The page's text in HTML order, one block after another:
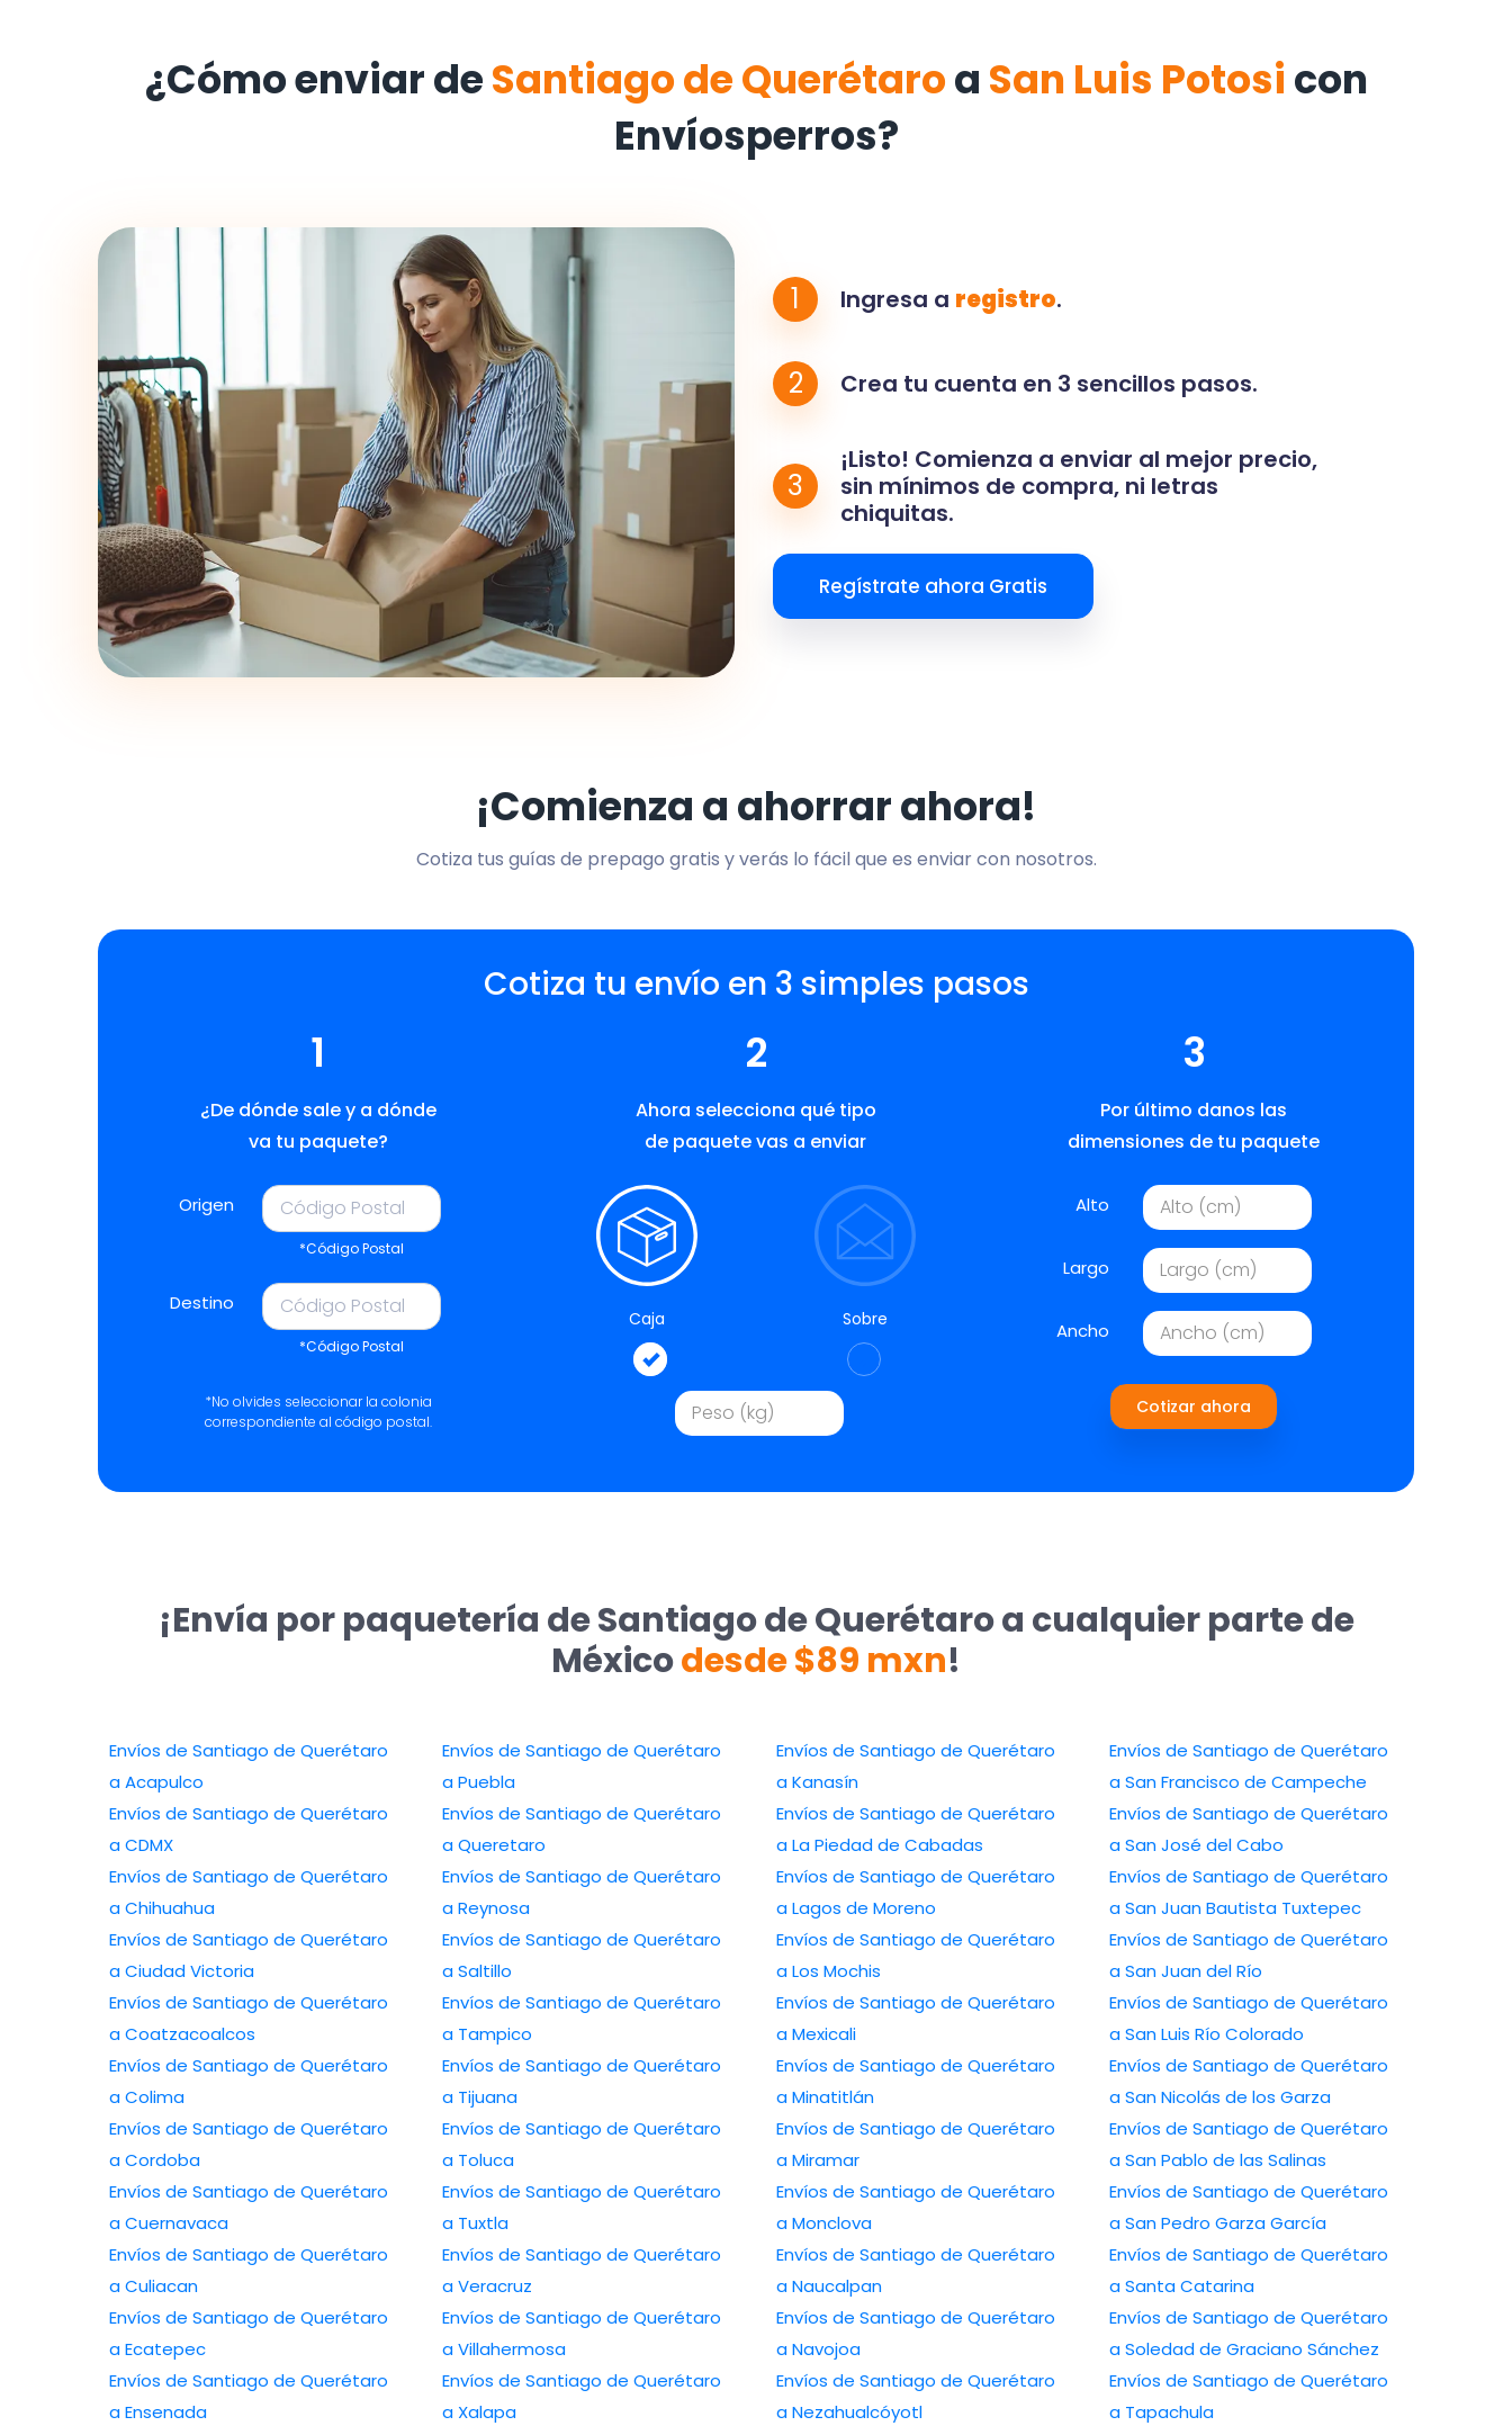
¿Cómo enviar deSantiago de Querétaroa San Luis Potosi con
Envíosperros?
1 Ingresa a registro.
2 Crea tu cuenta en 3 sencillos pasos.
3
¡Listo! Comienza a enviar al mejor precio,
sin mínimos de compra, ni letras
chiquitas.
Regístrate ahora Gratis
¡Comienza a ahorrar ahora!
Cotiza tus guías de prepago gratis y verás lo fácil que es enviar con nosotros.
Cotiza tu envío en 3 simples pasos
1
¿De dónde sale y a dónde
va tu paquete?
Origen
*Código Postal
Destino
*Código Postal
*No olvides seleccionar la colonia
correspondiente al código postal.
2
Ahora selecciona qué tipo
de paquete vas a enviar
Caja Sobre
3
Por último danos las
dimensiones de tu paquete
Alto
Largo
Ancho
Cotizar ahora
¡Envía por paquetería de Santiago de Querétaro a cualquier parte de
Méxicodesde $89 mxn!
Envíos de Santiago de Querétaro
a Acapulco
Envíos de Santiago de Querétaro
a CDMX
Envíos de Santiago de Querétaro
a Chihuahua
Envíos de Santiago de Querétaro
a Ciudad Victoria
Envíos de Santiago de Querétaro
a Coatzacoalcos
Envíos de Santiago de Querétaro
a Colima
Envíos de Santiago de Querétaro
a Cordoba
Envíos de Santiago de Querétaro
a Cuernavaca
Envíos de Santiago de Querétaro
a Culiacan
Envíos de Santiago de Querétaro
a Ecatepec
Envíos de Santiago de Querétaro
a Ensenada
Envíos de Santiago de Querétaro
a Puebla
Envíos de Santiago de Querétaro
a Queretaro
Envíos de Santiago de Querétaro
a Reynosa
Envíos de Santiago de Querétaro
a Saltillo
Envíos de Santiago de Querétaro
a Tampico
Envíos de Santiago de Querétaro
a Tijuana
Envíos de Santiago de Querétaro
a Toluca
Envíos de Santiago de Querétaro
a Tuxtla
Envíos de Santiago de Querétaro
a Veracruz
Envíos de Santiago de Querétaro
a Villahermosa
Envíos de Santiago de Querétaro
a Xalapa
Envíos de Santiago de Querétaro
a Kanasín
Envíos de Santiago de Querétaro
a La Piedad de Cabadas
Envíos de Santiago de Querétaro
a Lagos de Moreno
Envíos de Santiago de Querétaro
a Los Mochis
Envíos de Santiago de Querétaro
a Mexicali
Envíos de Santiago de Querétaro
a Minatitlán
Envíos de Santiago de Querétaro
a Miramar
Envíos de Santiago de Querétaro
a Monclova
Envíos de Santiago de Querétaro
a Naucalpan
Envíos de Santiago de Querétaro
a Navojoa
Envíos de Santiago de Querétaro
a Nezahualcóyotl
Envíos de Santiago de Querétaro
a San Francisco de Campeche
Envíos de Santiago de Querétaro
a San José del Cabo
Envíos de Santiago de Querétaro
a San Juan Bautista Tuxtepec
Envíos de Santiago de Querétaro
a San Juan del Río
Envíos de Santiago de Querétaro
a San Luis Río Colorado
Envíos de Santiago de Querétaro
a San Nicolás de los Garza
Envíos de Santiago de Querétaro
a San Pablo de las Salinas
Envíos de Santiago de Querétaro
a San Pedro Garza García
Envíos de Santiago de Querétaro
a Santa Catarina
Envíos de Santiago de Querétaro
a Soledad de Graciano Sánchez
Envíos de Santiago de Querétaro
a Tapachula